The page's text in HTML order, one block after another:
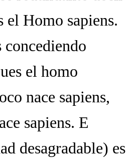
el Homo sapiens.
concediendo
el homo
nace sapiens,
sapiens. E
desagradable) es